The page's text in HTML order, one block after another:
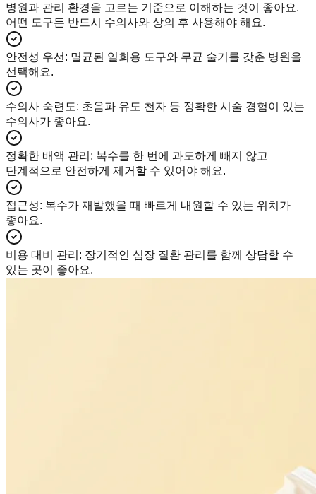
병원과 관리 환경을 고르는 기준으로 이해하는 것이 좋아요.
어떤 도구든 반드시 수의사와 상의 후 사용해야 해요.
안전성 우선: 멸균된 일회용 도구와 무균 술기를 갖춘 병원을
선택해요.
수의사 숙련도: 초음파 유도 천자 등 정확한 시술 경험이 있는
수의사가 좋아요.
정확한 배액 관리 : 복수를 한 번에 과도하게 빼지 않고
단계적으로 안전하게 제거할 수 있어야 해요.
접근성: 복수가 재발했을 때 빠르게 내원할 수 있는 위치가
좋아요.
비용 대비 관리 : 장기적인 심장 질환 관리를 함께 상담할 수
있는 곳이 좋아요.